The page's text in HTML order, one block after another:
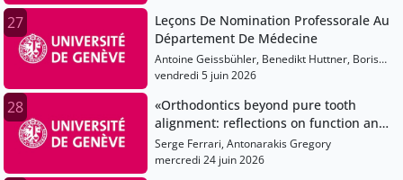
27
Leçons De Nomination Professorale Au
Département De Médecine
Antoine Geissbühler, Benedikt Huttner, Boris
Juelg, Dionysios Neofytos
vendredi 5 juin 2026
28
«Orthodontics beyond pure tooth
alignment: reflections on function and
inclusion»
Serge Ferrari, Antonarakis Gregory
mercredi 24 juin 2026